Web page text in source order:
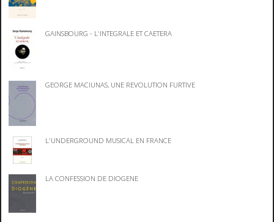
GAINSBOURG - L'INTEGRALE ET CAETERA
GEORGE MACIUNAS, UNE REVOLUTION FURTIVE
L'UNDERGROUND MUSICAL EN FRANCE
LA CONFESSION DE DIOGENE